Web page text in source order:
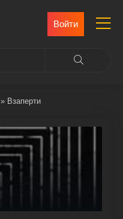
Войти
» Взаперти